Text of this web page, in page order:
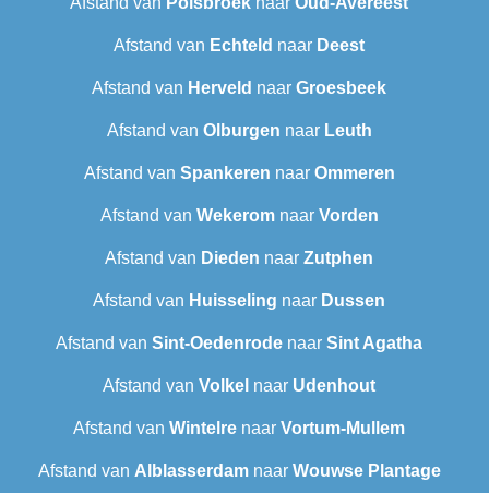
Afstand van Echteld naar Deest
Afstand van Herveld naar Groesbeek
Afstand van Olburgen naar Leuth
Afstand van Spankeren naar Ommeren
Afstand van Wekeromnaar Vorden
Afstand van Dieden naar Zutphen
Afstand van Huisseling naar Dussen
Afstand van Sint-Oedenrode naar Sint Agatha
Afstand van Volkel naar Udenhout
Afstand van Wintelre naar Vortum-Mullem
Afstand van Alblasserdamnaar Wouwse Plantage